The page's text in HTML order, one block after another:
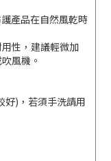
產品在自然風乾時
性，建議輕微加
風機。
好)，若須手洗請用